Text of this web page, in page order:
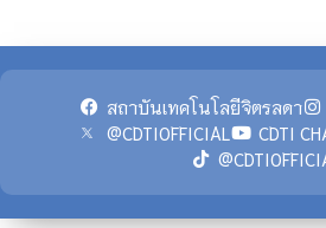
สถาบันเทคโนโลยีจิตรลดา
@CDTIOFFICIAL
CDTI